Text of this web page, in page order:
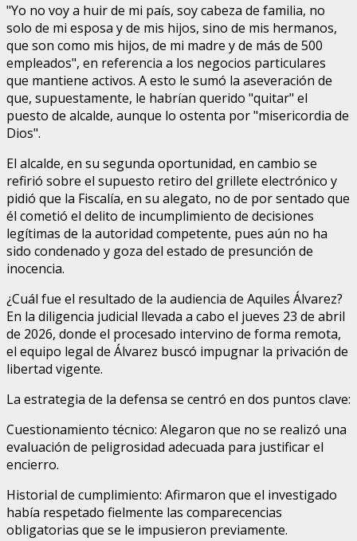
"Yo no voy a huir de mi país, soy cabeza de familia, no
solo de mi esposa y de mis hijos, sino de mis hermanos,
que son como mis hijos, de mi madre y de más de 500
empleados", en referencia a los negocios particulares
que mantiene activos. A esto le sumó la aseveración de
que, supuestamente, le habrían querido "quitar" el
puesto de alcalde, aunque lo ostenta por "misericordia de
Dios".
El alcalde, en su segunda oportunidad, en cambio se
refirió sobre el supuesto retiro del grillete electrónico y
pidió que la Fiscalía, en su alegato, no de por sentado que
él cometió el delito de incumplimiento de decisiones
legítimas de la autoridad competente, pues aún no ha
sido condenado y goza del estado de presunción de
inocencia.
¿Cuál fue el resultado de la audiencia de Aquiles Álvarez?
En la diligencia judicial llevada a cabo el jueves 23 de abril
de 2026, donde el procesado intervino de forma remota,
el equipo legal de Álvarez buscó impugnar la privación de
libertad vigente.
La estrategia de la defensa se centró en dos puntos clave:
Cuestionamiento técnico: Alegaron que no se realizó una
evaluación de peligrosidad adecuada para justificar el
encierro.
Historial de cumplimiento: Afirmaron que el investigado
había respetado fielmente las comparecencias
obligatorias que se le impusieron previamente.